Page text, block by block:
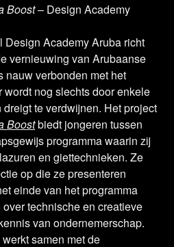
Boost– Design Academy
Design Academy Aruba richt
vernieuwing van Arubaanse
nauw verbonden met het
wordt nog slechts door enkele
te verdwijnen. Het project
Boostbiedt jongeren tussen
programma waarin zij
en giettechnieken. Ze
op die ze presenteren
einde van het programma
technische en creatieve
van ondernemerschap.
samen met de